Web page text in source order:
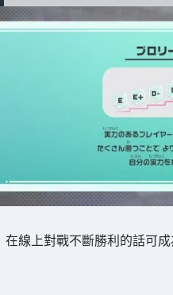
在線上對戰不斷勝利的話可